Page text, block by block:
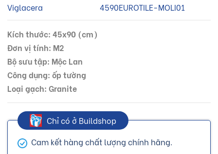
Viglacera
4590EUROTILE-MOLI01
Kích thước: 45x90 (cm)
Đơn vị tính: M2
Bộ sưu tập: Mộc Lan
Công dụng: ốp tường
Loại gạch: Granite
Chỉ có ở Buildshop
Cam kết hàng chất lượng chính hãng.